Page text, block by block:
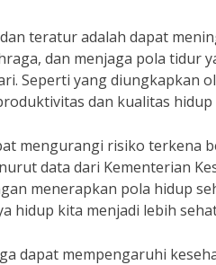
teratur adalah dapat
dan menjaga pola tidur
Seperti yang diungkapkan
dan kualitas hidup
mengurangi risiko terkena
data dari Kementerian
menerapkan pola hidup
hidup kita menjadi lebih
dapat mempengaruhi